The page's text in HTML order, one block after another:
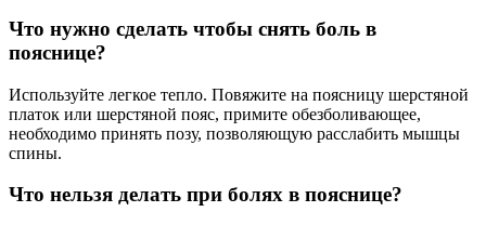
Что нужно сделать чтобы снять боль в
пояснице?
Используйте легкое тепло. Повяжите на поясницу шерстяной
платок или шерстяной пояс, примите обезболивающее,
необходимо принять позу, позволяющую расслабить мышцы
спины.
Что нельзя делать при болях в пояснице?